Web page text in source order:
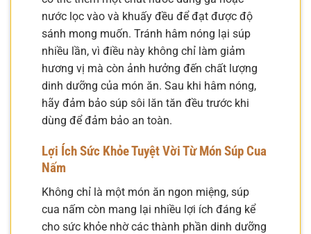
nước lọc vào và khuấy đều để đạt được độ
sánh mong muốn. Tránh hâm nóng lại súp
nhiều lần, vì điều này không chỉ làm giảm
hương vị mà còn ảnh hưởng đến chất lượng
dinh dưỡng của món ăn. Sau khi hâm nóng,
hãy đảm bảo súp sôi lăn tăn đều trước khi
dùng để đảm bảo an toàn.
Lợi Ích Sức Khỏe Tuyệt Vời Từ Món Súp Cua
Nấm
Không chỉ là một món ăn ngon miệng, súp
cua nấm còn mang lại nhiều lợi ích đáng kể
cho sức khỏe nhờ các thành phần dinh dưỡng